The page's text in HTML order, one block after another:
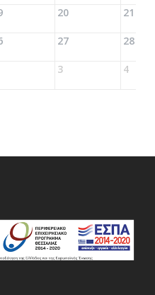
20 21
27 28
3 4